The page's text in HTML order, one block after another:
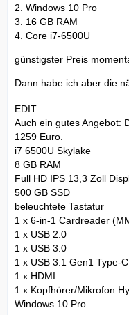
2. Windows 10 Pro
3. 16 GB RAM
4. Core i7-6500U
günstigster Preis
Dann habe ich aber die
EDIT
Auch ein gutes Angebot:
1259 Euro.
i7 6500U Skylake
8 GB RAM
Full HD IPS 13,3 Zoll
500 GB SSD
beleuchtete Tastatur
1 x 6-in-1 Cardreader
1 x USB 2.0
1 x USB 3.0
1 x USB 3.1 Gen1 Type-
1 x HDMI
1 x Kopfhörer/Mikrofon
Windows 10 Pro